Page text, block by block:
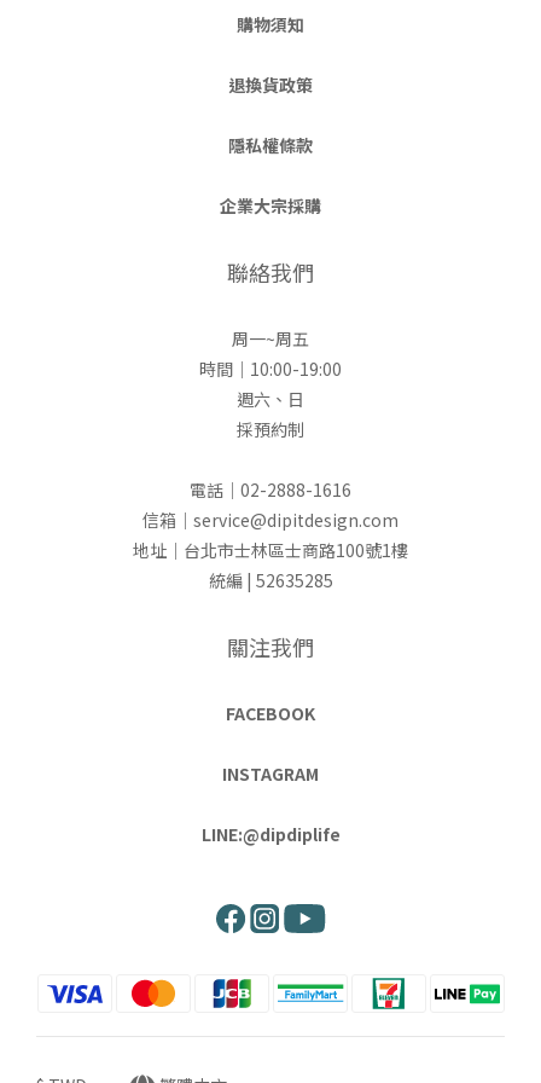
購物須知
退換貨政策
隱私權條款
企業大宗採購
聯絡我們
周一~周五
時間｜10:00-19:00
週六、日
採預約制
電話｜02-2888-1616
信箱｜service@dipitdesign.com
地址｜台北市士林區士商路100號1樓
統編 | 52635285
關注我們
FACEBOOK
INSTAGRAM
LINE:@dipdiplife